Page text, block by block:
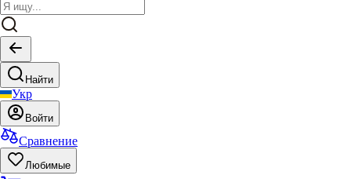
Найти
Укр
Войти
Сравнение
Любимые